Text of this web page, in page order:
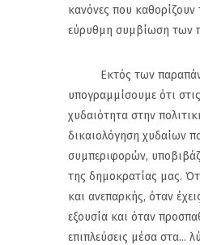
κανόνες που καθορίζουν
εύρυθμη συμβίωση των
Εκτός των
υπογραμμίσουμε ότι
χυδαιότητα στην
δικαιολόγηση χυδαίων
συμπεριφορών,
της δημοκρατίας μας.
και ανεπαρκής, όταν
εξουσία και όταν
επιπλεύσεις μέσα στα...